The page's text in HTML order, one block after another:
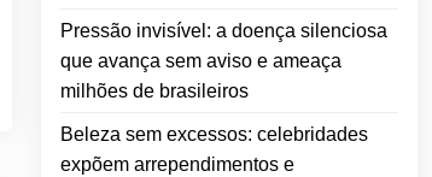
Pressão invisível: a doença silenciosa
que avança sem aviso e ameaça
milhões de brasileiros
Beleza sem excessos: celebridades
expõem arrependimentos e